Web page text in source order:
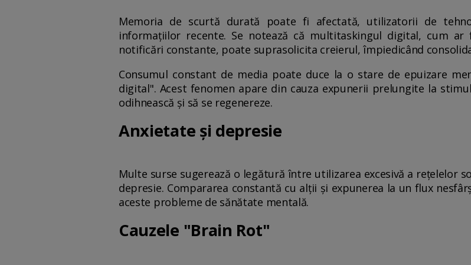
Memoria de scurtă durată poate fi afectată, utilizatorii de
informațiilor recente. Se notează că multitaskingul digital, cum
notificări constante, poate suprasolicita creierul, împiedicând
Consumul constant de media poate duce la o stare de epuizare
digital". Acest fenomen apare din cauza expunerii prelungite la
odihnească și să se regenereze.
Anxietate și depresie
Multe surse sugerează o legătură între utilizarea excesivă a rețelelor
depresie. Compararea constantă cu alții și expunerea la un flux
aceste probleme de sănătate mentală.
Cauzele "Brain Rot"